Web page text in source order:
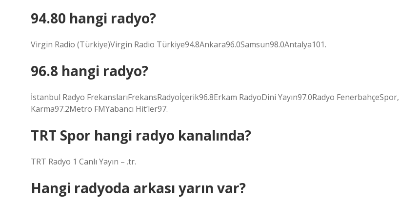
94.80 hangi radyo?
Virgin Radio (Türkiye)Virgin Radio Türkiye94.8Ankara96.0Samsun98.0Antalya101.
96.8 hangi radyo?
İstanbul Radyo FrekanslarıFrekansRadyoİçerik96.8Erkam RadyoDini Yayın97.0Radyo FenerbahçeSpor,
Karma97.2Metro FMYabancı Hit’ler97.
TRT Spor hangi radyo kanalında?
TRT Radyo 1 Canlı Yayın – .tr.
Hangi radyoda arkası yarın var?